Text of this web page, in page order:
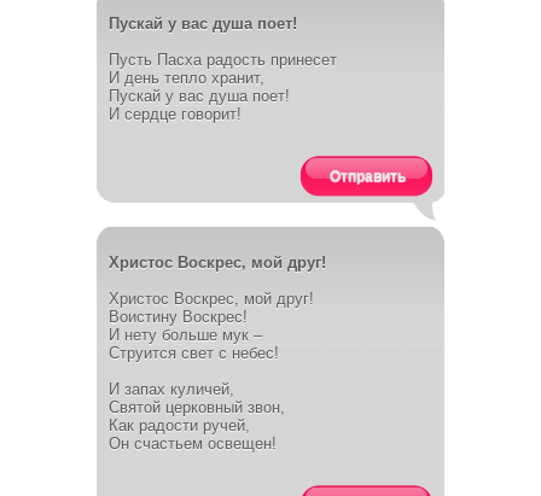
Пускай у вас душа поет!
Пусть Пасха радость принесет
И день тепло хранит,
Пускай у вас душа поет!
И сердце говорит!
Отправить
Христос Воскрес, мой друг!
Христос Воскрес, мой друг!
Воистину Воскрес!
И нету больше мук –
Струится свет с небес!
И запах куличей,
Святой церковный звон,
Как радости ручей,
Он счастьем освещен!